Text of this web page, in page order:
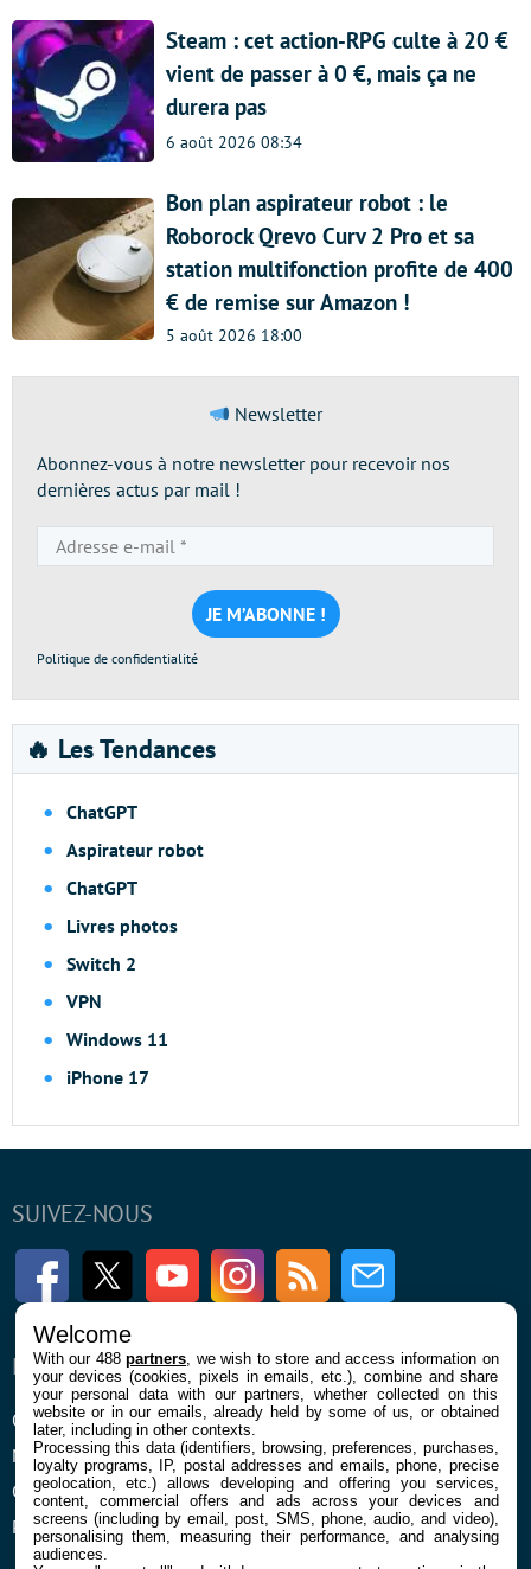
Steam : cet action-RPG culte à 20 €
vient de passer à 0 €, mais ça ne
durera pas
6 août 2026 08:34
Bon plan aspirateur robot : le
Roborock Qrevo Curv 2 Pro et sa
station multifonction profite de 400
€ de remise sur Amazon !
5 août 2026 18:00
Newsletter
Abonnez-vous à notre newsletter pour recevoir nos
dernières actus par mail !
e-
mail
*
Politique de confidentialité
🔥 Les Tendances
ChatGPT
Aspirateur robot
ChatGPT
Livres photos
Switch 2
VPN
Windows 11
iPhone 17
SUIVEZ-NOUS
FacebookTwitter Youtube InstagramRSS Newsletter
ENTREPRISE
Qui sommes nous
Mentions légales et CGU
Confidentialité et Cookies
Préférences cookies
À PROPOS
La rédaction
Contact
Welcome
With our 488partners , we wish to store and access information on
your devices (cookies, pixels in emails, etc.), combine and share
your personal data with our partners, whether collected on this
website or in our emails, already held by some of us, or obtained
later, including in other contexts.
Processing this data (identifiers, browsing, preferences, purchases,
loyalty programs, IP, postal addresses and emails, phone, precise
geolocation, etc.) allows developing and offering you services,
content, commercial offers and ads across your devices and
screens (including by email, post, SMS, phone, audio, and video),
personalising them, measuring their performance, and analysing
audiences.